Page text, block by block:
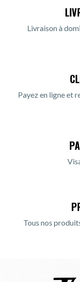
Livraison à
Payez en ligne et
Tous nos